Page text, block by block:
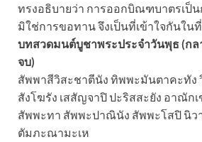
ทรงอธิบายว่า การออกบิณฑบาตรเป็น
มิใช่การขอทาน จึงเป็นที่เข้าใจกันใน
บทสวดมนต์บูชาพระประจำวันพุธ (กล
จบ)
สัพพาสีวิสะชาตีนัง ทิพพะมันตาคะทัง
สังโฆรัง เสสัญจาปิ ปะริสสะยัง อาณัก
สัพพะทา สัพพะปาณินัง สัพพะโสปิ นิว
ตัมภะณามะเห